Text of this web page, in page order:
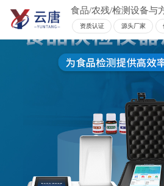
食品/农残/检测设备与
资质认证 源头厂家